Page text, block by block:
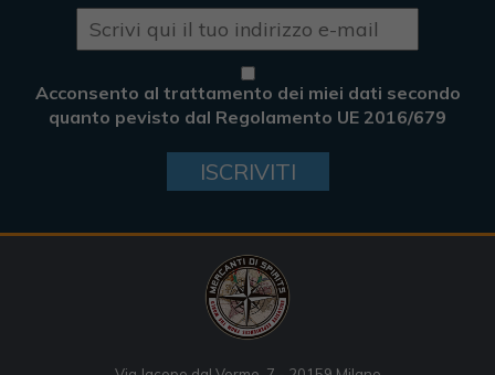
Acconsento al trattamento dei miei dati secondo
quanto pevisto dal Regolamento UE 2016/679
ISCRIVITI